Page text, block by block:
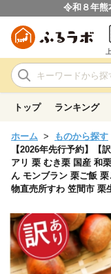
令和８年熊
トップ ランキング
ホーム ものから探す
【2026年先行予約】【
アリ 栗 むき栗 国産 和
ん モンブラン 栗ご飯
物直売所すわ 笠間市 栗